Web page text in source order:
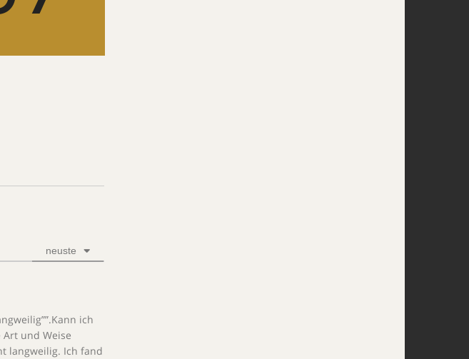
neuste
ich
und Weise
langweilig. Ich fand